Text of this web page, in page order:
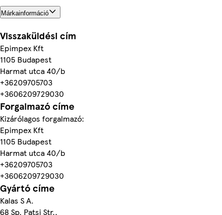
Márkainformáció
Visszaküldési cím
Epimpex Kft
1105 Budapest
Harmat utca 40/b
+36209705703
+3606209729030
Forgalmazó címe
Kizárólagos forgalmazó:
Epimpex Kft
1105 Budapest
Harmat utca 40/b
+36209705703
+3606209729030
Gyártó címe
Kalas S A.
68 Sp. Patsi Str.,